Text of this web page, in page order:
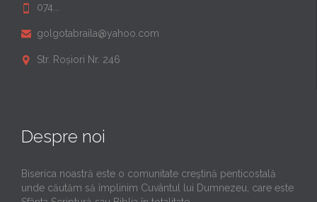
 074...
 golgotabraila@yahoo.com
 Str. Roșiori Nr. 246
Despre noi
Biserica noastră este o comunitate creştină penticostală
unde căutăm să împlinim Cuvântul lui Dumnezeu, care este